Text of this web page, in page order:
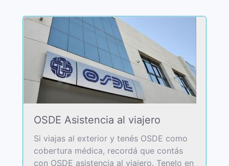
OSDE Asistencia al viajero
Si viajas al exterior y tenés OSDE como
cobertura médica, recordá que contás
con OSDE asistencia al viajero. Tenelo en